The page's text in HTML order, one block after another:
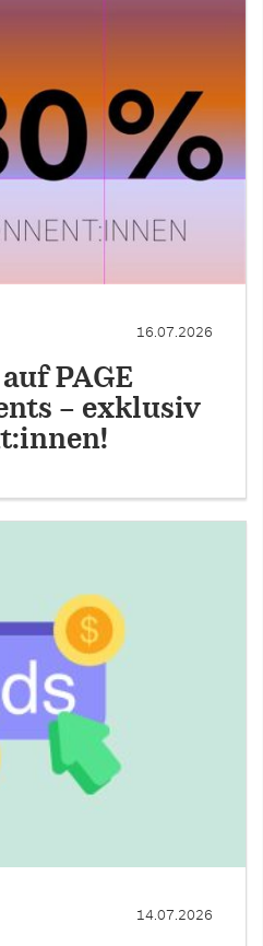
16.07.2026
PAGE
– exklusiv
14.07.2026